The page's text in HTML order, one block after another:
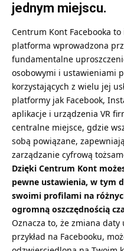
jednym miejscu.
Centrum Kont Facebooka
platforma wprowadzona
fundamentalne
osobowymi i ustawieniami
korzystających z wielu jej
platformy jak Facebook,
aplikacje i urządzenia VR
centralne miejsce, gdzie
sobą powiązane,
zarządzanie cyfrową
Dzięki Centrum Kont
pewne ustawienia, w tym
swoimi profilami na
ogromną oszczędnością
Oznacza to, że zmiana
przykład na Facebooku,